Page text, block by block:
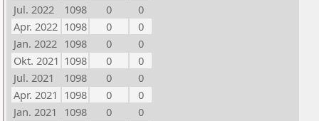
Jul. 2022
1098 0
0
Apr. 2022 1098 0
0
Jan. 2022 1098 0
0
Okt. 2021 1098 0
0
Jul. 2021
1098 0
0
Apr. 2021 1098 0
0
Jan. 2021
1098 0
0